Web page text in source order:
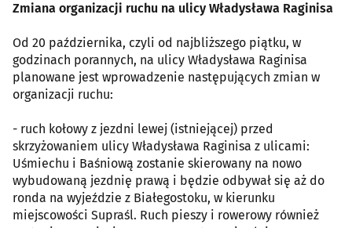
Zmiana organizacji ruchu na ulicy Władysława Raginisa
Od 20 października, czyli od najbliższego piątku, w
godzinach porannych, na ulicy Władysława Raginisa
planowane jest wprowadzenie następujących zmian w
organizacji ruchu:
- ruch kołowy z jezdni lewej (istniejącej) przed
skrzyżowaniem ulicy Władysława Raginisa z ulicami:
Uśmiechu i Baśniową zostanie skierowany na nowo
wybudowaną jezdnię prawą i będzie odbywał się aż do
ronda na wyjeździe z Białegostoku, w kierunku
miejscowości Supraśl. Ruch pieszy i rowerowy również